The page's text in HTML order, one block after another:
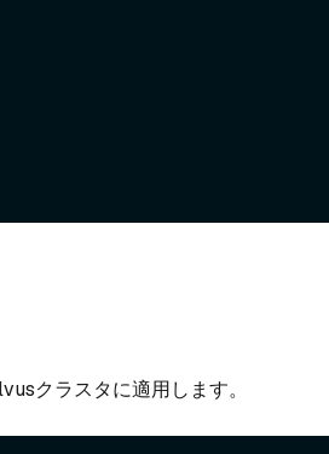
クラスタに適用します。